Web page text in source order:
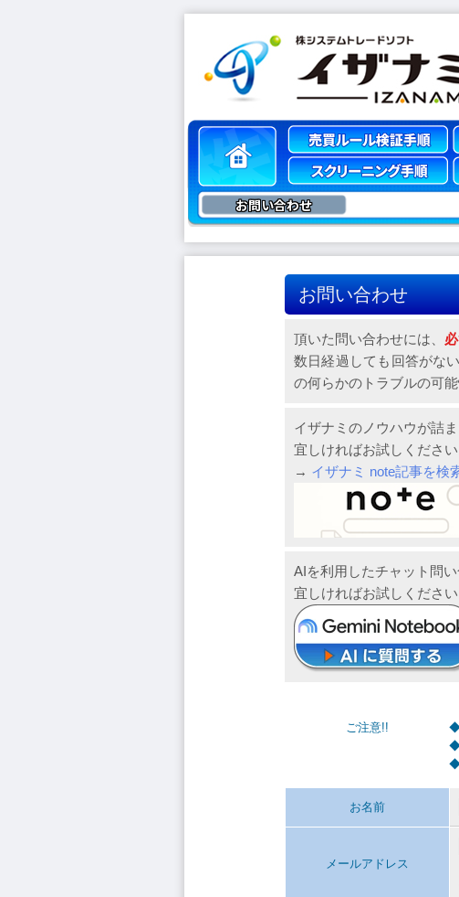
お問い合わせ
お問い合わせ
頂いた問い合わせには、
数日経過しても回答がな
の何らかのトラブルの可
イザナミのノウハウが詰
宜しければお試しください
→ イザナミ note記事を検
AIを利用したチャット問
宜しければお試しください
ご注意!!
◆
◆
お名前
メールアドレス